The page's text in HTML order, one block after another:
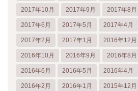
2017年10月 2017年9月 2017年8月
2017年6月 2017年5月 2017年4月
2017年2月 2017年1月 2016年12月
2016年10月 2016年9月 2016年8月
2016年6月 2016年5月 2016年4月
2016年2月 2016年1月 2015年12月